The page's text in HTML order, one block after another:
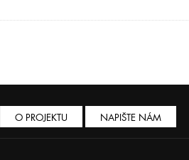
O PROJEKTU NAPIŠTE NÁM